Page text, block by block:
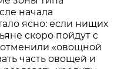
начала
ясно: если нищих
скоро пойдут с
«овощной
часть овощей и